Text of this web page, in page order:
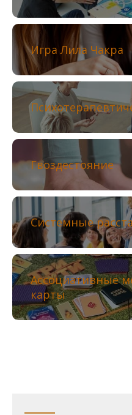
Игра Лила Чакра
Гвоздестояние
Системные
Ассоциативные
карты